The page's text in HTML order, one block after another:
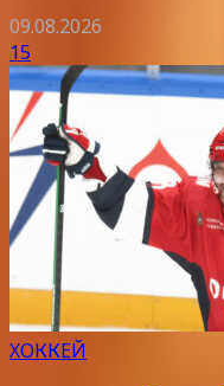
09.08.2026
15
ХОККЕЙ